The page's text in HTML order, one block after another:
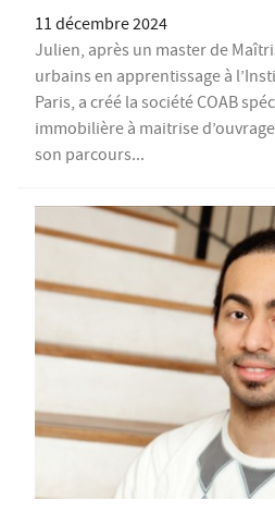
11 décembre 2024
Julien, après un master de
urbains en apprentissage à
Paris, a créé la société COAB
immobilière à maitrise
son parcours...